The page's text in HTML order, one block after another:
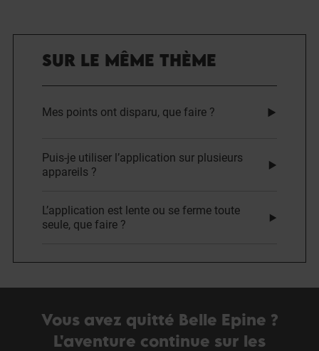
SUR LE MÊME THÈME
Mes points ont disparu, que faire ?
Puis-je utiliser l’application sur plusieurs
appareils ?
L’application est lente ou se ferme toute
seule, que faire ?
Vous avez quitté Belle Epine ?
L'aventure continue sur les